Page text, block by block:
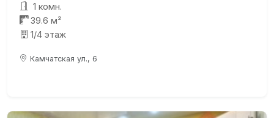
1 комн.
39.6 м²
1/4 этаж
Камчатская ул., 6